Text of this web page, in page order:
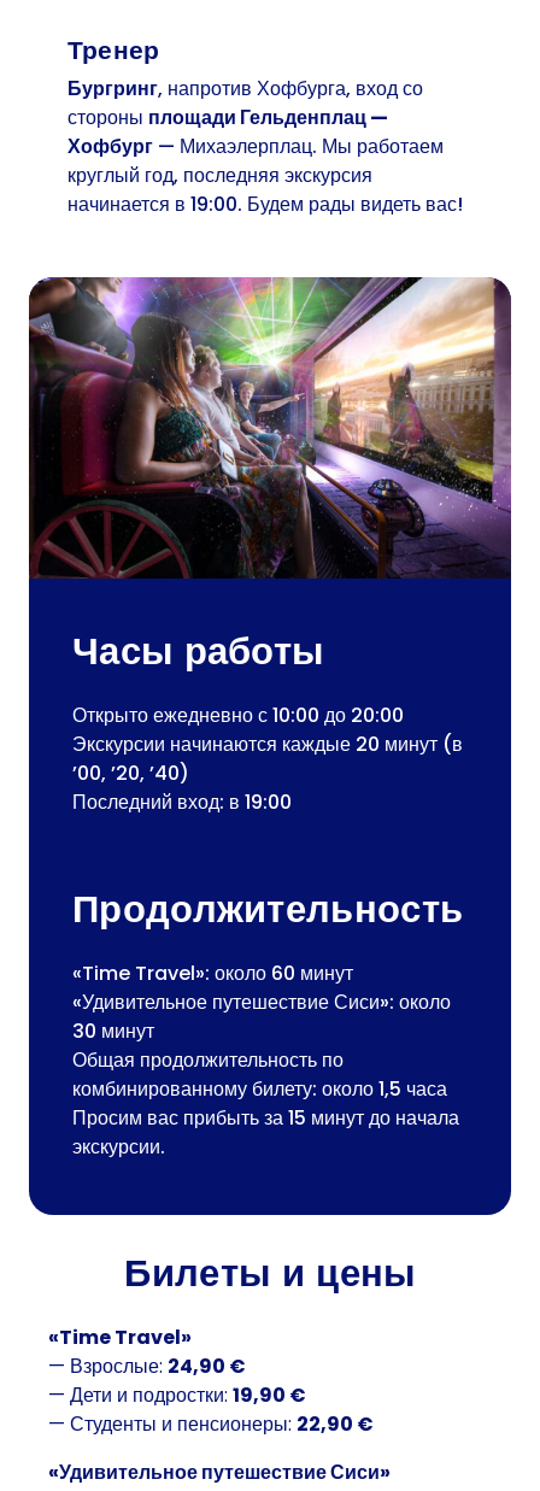
Тренер
Бургринг, напротив Хофбурга, вход со
стороны площади Гельденплац —
Хофбург — Михаэлерплац. Мы работаем
круглый год, последняя экскурсия
начинается в 19:00. Будем рады видеть вас!
Часы работы
Открыто ежедневно с 10:00 до 20:00
Экскурсии начинаются каждые 20 минут (в
’00, ’20, ’40)
Последний вход: в 19:00
Продолжительность
«Time Travel»: около 60 минут
«Удивительное путешествие Сиси»: около
30 минут
Общая продолжительность по
комбинированному билету: около 1,5 часа
Просим вас прибыть за 15 минут до начала
экскурсии.
Билеты и цены
«Time Travel»
— Взрослые: 24,90 €
— Дети и подростки: 19,90 €
— Студенты и пенсионеры: 22,90 €
«Удивительное путешествие Сиси»